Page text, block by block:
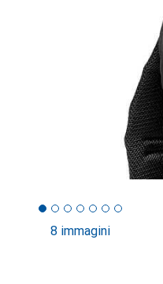
8 immagini